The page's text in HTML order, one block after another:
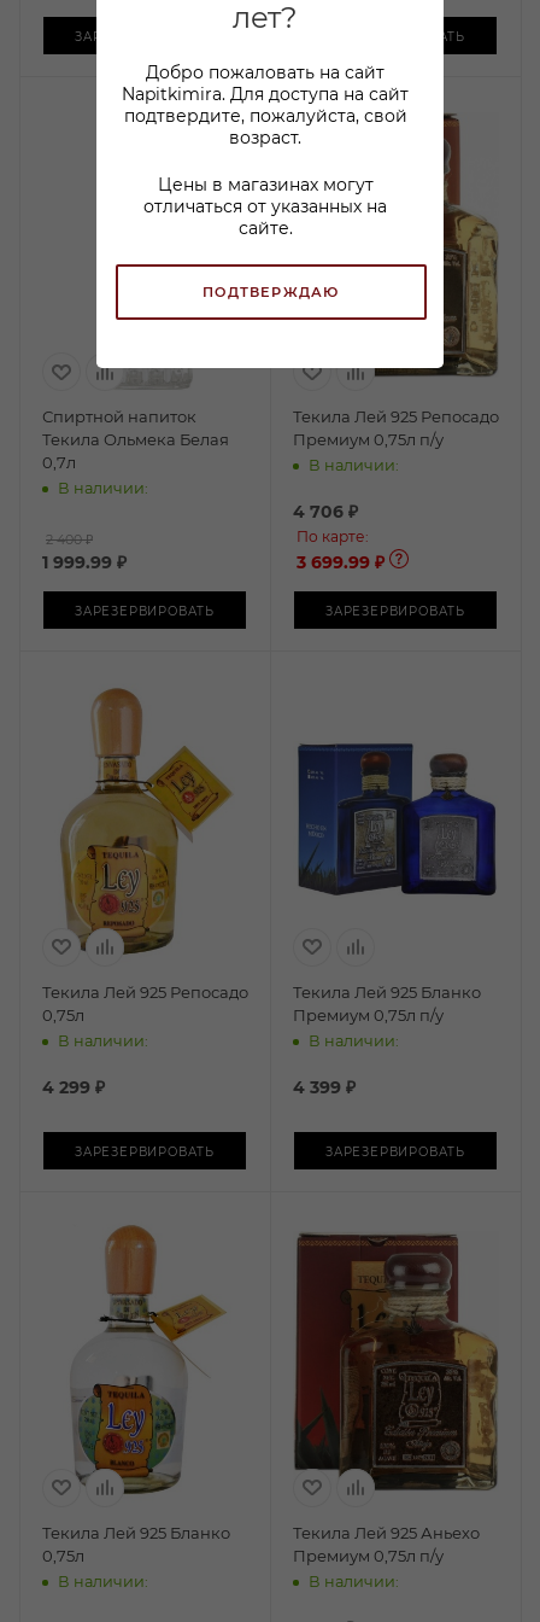
лет?
Добро пожаловать на сайт
Napitkimira. Для доступа на сайт
подтвердите, пожалуйста, свой
возраст.
Цены в магазинах могут
отличаться от указанных на
сайте.
ПОДТВЕРЖДАЮ
ЗАРЕЗЕРВИРОВАТЬ ЗАРЕЗЕРВИРОВАТЬ
Спиртной напиток
Текила Ольмека Белая
0,7л
В наличии:
2 400 ₽
1 999.99 ₽
ЗАРЕЗЕРВИРОВАТЬ
Текила Лей 925 Репосадо
Премиум 0,75л п/у
В наличии:
4 706 ₽
По карте:
3 699.99 ₽
ЗАРЕЗЕРВИРОВАТЬ
Текила Лей 925 Репосадо
0,75л
В наличии:
4 299 ₽
ЗАРЕЗЕРВИРОВАТЬ
Текила Лей 925 Бланко
Премиум 0,75л п/у
В наличии:
4 399 ₽
ЗАРЕЗЕРВИРОВАТЬ
Текила Лей 925 Бланко
0,75л
В наличии:
Текила Лей 925 Аньехо
Премиум 0,75л п/у
В наличии: